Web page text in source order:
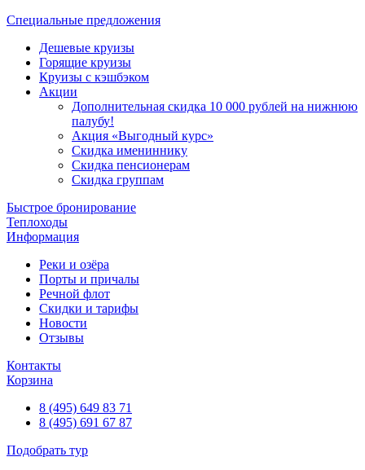
Специальные предложения
Дешевые круизы
Горящие круизы
Круизы с кэшбэком
Акции
Дополнительная скидка 10 000 рублей на нижнюю
палубу!
Акция «Выгодный курс»
Скидка имениннику
Скидка пенсионерам
Скидка группам
Быстрое бронирование
Теплоходы
Информация
Реки и озёра
Порты и причалы
Речной флот
Скидки и тарифы
Новости
Отзывы
Контакты
Корзина
8 (495) 649 83 71
8 (495) 691 67 87
Подобрать тур